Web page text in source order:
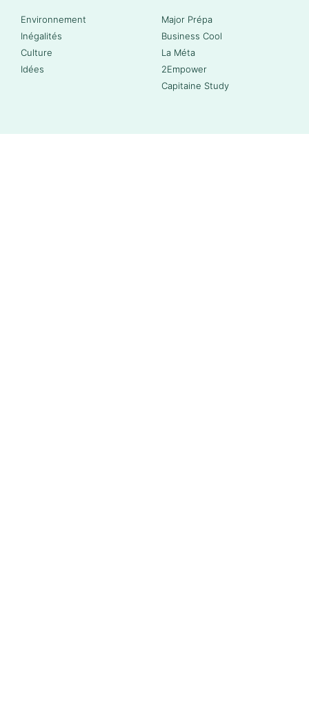
Environnement
Inégalités
Culture
Idées
Major Prépa
Business Cool
La Méta
2Empower
Capitaine Study